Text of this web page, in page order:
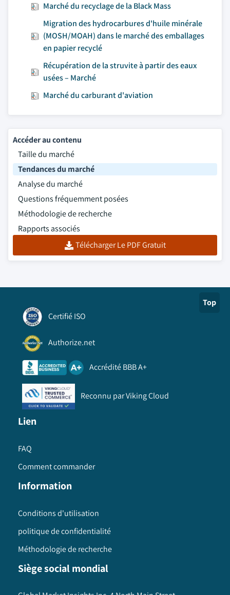
Marché du recyclage de la Black Mass
Migration des hydrocarbures d'huile minérale
(MOSH/MOAH) dans le marché des emballages
en papier recyclé
Récupération de la struvite à partir des eaux
usées – Marché
Marché du carburant d'aviation
Accéder au contenu
Taille du marché
Tendances du marché
Analyse du marché
Questions fréquemment posées
Méthodologie de recherche
Rapports associés
Télécharger Le PDF Gratuit
Top
Certifié ISO
Authorize.net
Accrédité BBB A+
Reconnu par Viking Cloud
Lien
FAQ
Comment commander
Information
Conditions d'utilisation
politique de confidentialité
Méthodologie de recherche
Siège social mondial